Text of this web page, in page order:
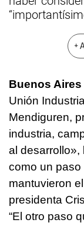
+
Buenos Aires
Unión
Mendiguren,
industria,
al desarrollo»,
como un paso
mantuvieron
presidenta
“El otro paso